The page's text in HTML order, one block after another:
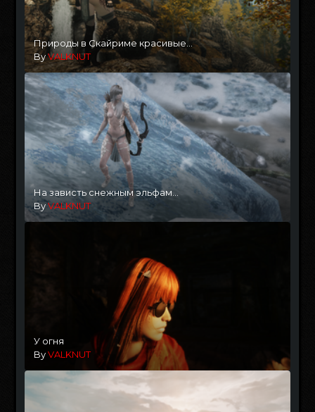
Природы в Скайриме красивые...
ByVALKNUT
На зависть снежным эльфам...
ByVALKNUT
У огня
ByVALKNUT